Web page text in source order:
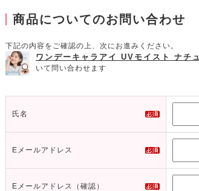
商品についてのお問い合わせ
下記の内容をご確認の上、次にお進みください。
ワンデーキャラアイ UVモイスト ナチ
いて問い合わせます
氏名
Eメールアドレス
Eメールアドレス（確認）